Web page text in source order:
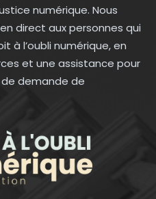
numérique. Nous
direct aux personnes qui
à l’oubli numérique, en
et une assistance pour
demande de